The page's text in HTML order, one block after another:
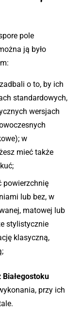
pole
ją było
o to, by ich
standardowych,
wersjach
w
mieć także
powierzchnię
lub bez, w
matowej lub
stylistycznie
klasyczną,
przy ich